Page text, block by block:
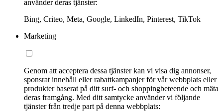
använder deras tjänster:
Bing, Criteo, Meta, Google, LinkedIn, Pinterest, TikTok
Marketing
Genom att acceptera dessa tjänster kan vi visa dig annonser,
sponsrat innehåll eller rabattkampanjer för vår webbplats eller
produkter baserat på ditt surf- och shoppingbeteende och mäta
deras framgång. Med ditt samtycke använder vi följande
tjänster från tredje part på denna webbplats: